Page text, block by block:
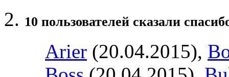
10 пользователей сказали
Arier (20.04.2015),